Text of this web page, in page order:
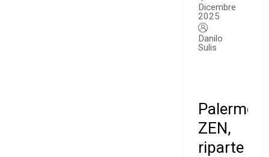
Dicembre
2025
Danilo
Sulis
Palermo.
ZEN,
riparte